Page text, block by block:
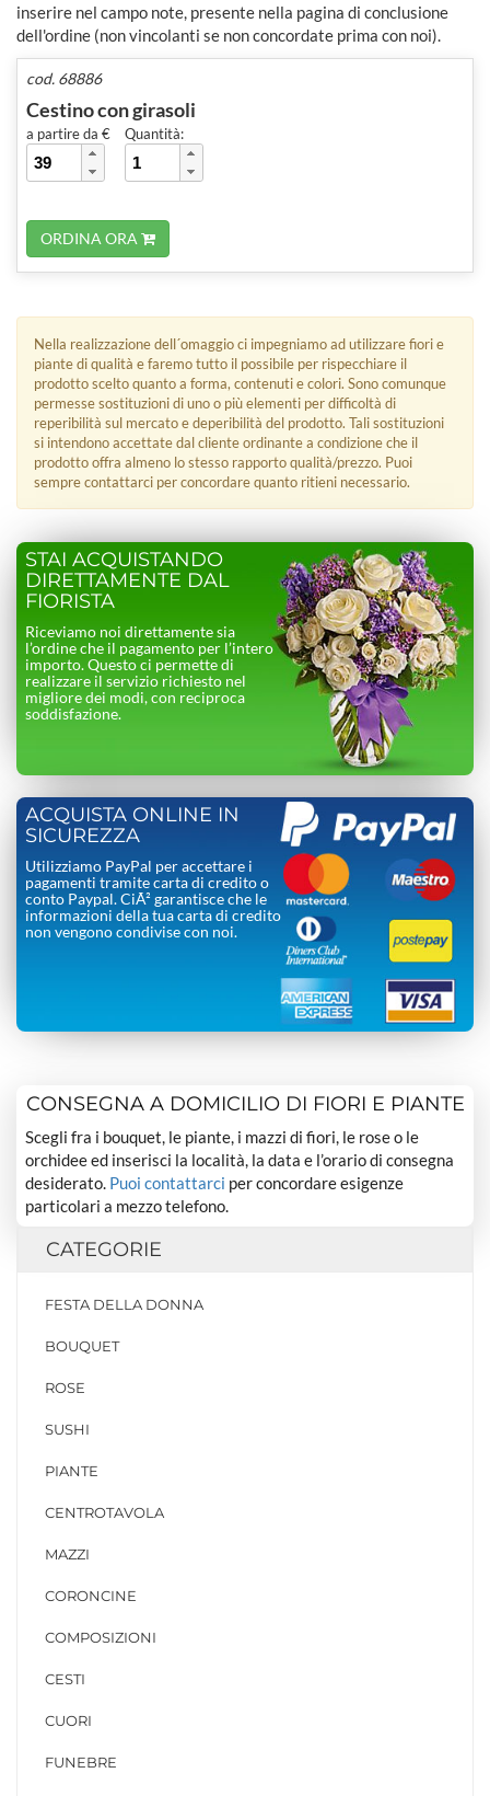
inserire nel campo note, presente nella pagina di conclusione
dell'ordine (non vincolanti se non concordate prima con noi).
cod. 68886
Cestino con girasoli
a partire da € Quantità:
ORDINA ORA
Nella realizzazione dell´omaggio ci impegniamo ad utilizzare fiori e
piante di qualità e faremo tutto il possibile per rispecchiare il
prodotto scelto quanto a forma, contenuti e colori. Sono comunque
permesse sostituzioni di uno o più elementi per difficoltà di
reperibilità sul mercato e deperibilità del prodotto. Tali sostituzioni
si intendono accettate dal cliente ordinante a condizione che il
prodotto offra almeno lo stesso rapporto qualità/prezzo. Puoi
sempre contattarci per concordare quanto ritieni necessario.
STAI ACQUISTANDO
DIRETTAMENTE DAL
FIORISTA
Riceviamo noi direttamente sia
l’ordine che il pagamento per l’intero
importo. Questo ci permette di
realizzare il servizio richiesto nel
migliore dei modi, con reciproca
soddisfazione.
ACQUISTA ONLINE IN
SICUREZZA
Utilizziamo PayPal per accettare i
pagamenti tramite carta di credito o
conto Paypal. CiÃ² garantisce che le
informazioni della tua carta di credito
non vengono condivise con noi.
CONSEGNA A DOMICILIO DI FIORI E PIANTE
Scegli fra i bouquet, le piante, i mazzi di fiori, le rose o le
orchidee ed inserisci la località, la data e l’orario di consegna
desiderato. Puoi contattarci per concordare esigenze
particolari a mezzo telefono.
CATEGORIE
FESTA DELLA DONNA
BOUQUET
ROSE
SUSHI
PIANTE
CENTROTAVOLA
MAZZI
CORONCINE
COMPOSIZIONI
CESTI
CUORI
FUNEBRE